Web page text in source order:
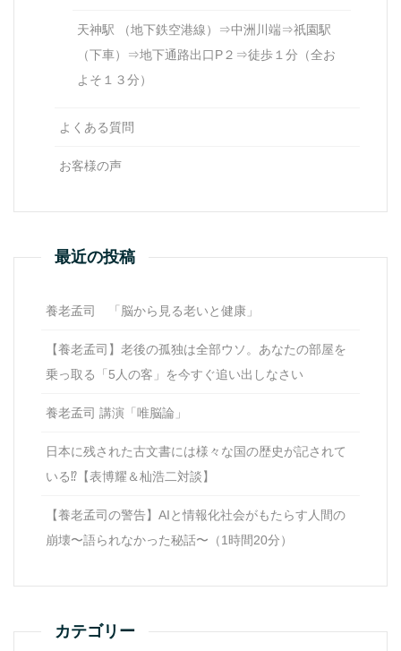
天神駅 （地下鉄空港線）⇒中洲川端⇒祇園駅
（下車）⇒地下通路出口P２⇒徒歩１分（全お
よそ１３分）
よくある質問
お客様の声
最近の投稿
養老孟司 「脳から見る老いと健康」
【養老孟司】老後の孤独は全部ウソ。あなたの部屋を
乗っ取る「5人の客」を今すぐ追い出しなさい
養老孟司 講演「唯脳論」
日本に残された古文書には様々な国の歴史が記されて
いる⁉【表博耀＆杣浩二対談】
【養老孟司の警告】AIと情報化社会がもたらす人間の
崩壊〜語られなかった秘話〜（1時間20分）
カテゴリー